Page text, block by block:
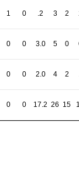
1 0 .2 3 2
0 0 3.0 5 0
0 0 2.0 4 2
0 0 17.2 26 15